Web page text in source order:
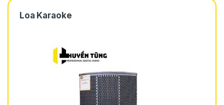
Loa Karaoke